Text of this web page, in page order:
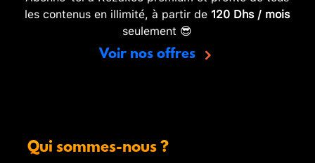
les contenus en illimité, à partir de 120 Dhs / mois
seulement 😎
Voir nos offres
Qui sommes-nous ?